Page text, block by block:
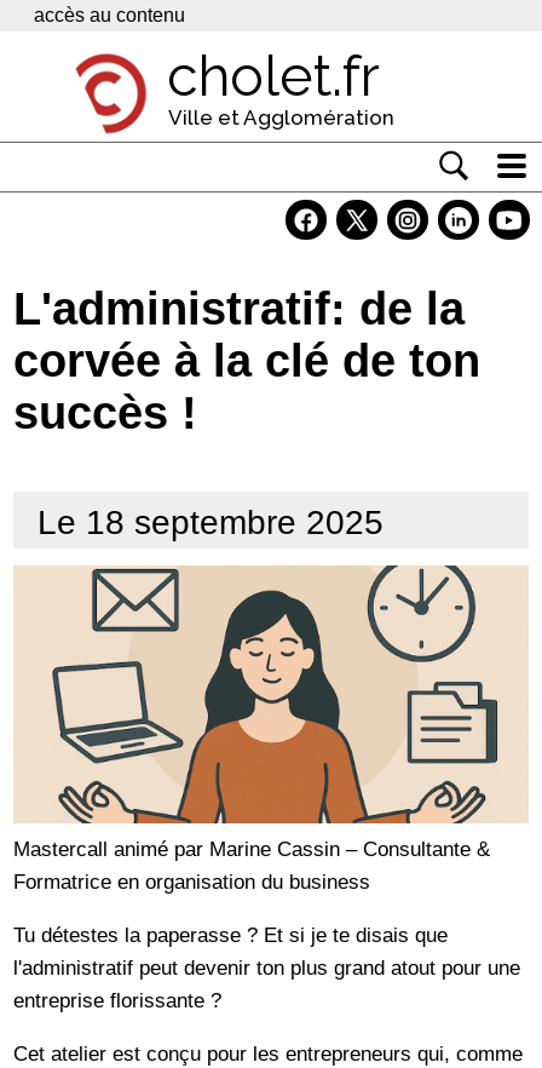
Panneau de gestion des cookies
accès au contenu
cholet.fr
Ville et Agglomération
Economie
Services
Contacts
L'administratif: de la
corvée à la clé de ton
succès !
Le 18 septembre 2025
Mastercall animé par Marine Cassin – Consultante &
Formatrice en organisation du business
Tu détestes la paperasse ? Et si je te disais que
l'administratif peut devenir ton plus grand atout pour une
entreprise florissante ?
Cet atelier est conçu pour les entrepreneurs qui, comme